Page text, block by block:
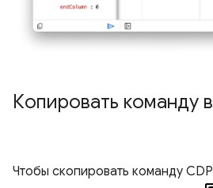
Копировать команду
Чтобы скопировать команду